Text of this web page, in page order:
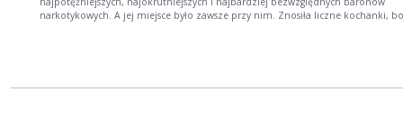
narkotykowych. A jej miejsce było zawsze przy nim. Znosiła liczne kochanki,